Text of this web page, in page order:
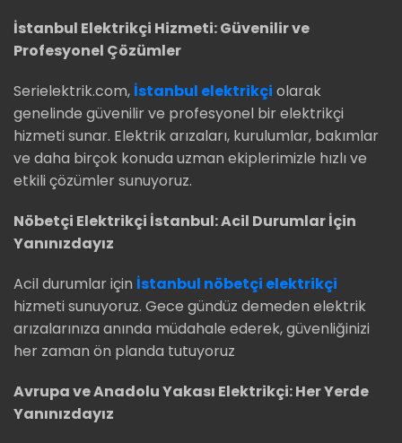
İstanbul Elektrikçi Hizmeti: Güvenilir ve
Profesyonel Çözümler
Serielektrik.com, İstanbul elektrikçi olarak
genelinde güvenilir ve profesyonel bir elektrikçi
hizmeti sunar. Elektrik arızaları, kurulumlar, bakımlar
ve daha birçok konuda uzman ekiplerimizle hızlı ve
etkili çözümler sunuyoruz.
Nöbetçi Elektrikçi İstanbul: Acil Durumlar İçin
Yanınızdayız
Acil durumlar için İstanbul nöbetçi elektrikçi
hizmeti sunuyoruz. Gece gündüz demeden elektrik
arızalarınıza anında müdahale ederek, güvenliğinizi
her zaman ön planda tutuyoruz
Avrupa ve Anadolu Yakası Elektrikçi: Her Yerde
Yanınızdayız